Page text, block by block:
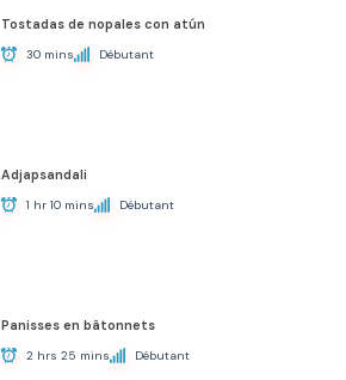
Tostadas de nopales con atún
30 mins Débutant
Adjapsandali
1 hr 10 mins Débutant
Panisses en bâtonnets
2 hrs 25 mins Débutant